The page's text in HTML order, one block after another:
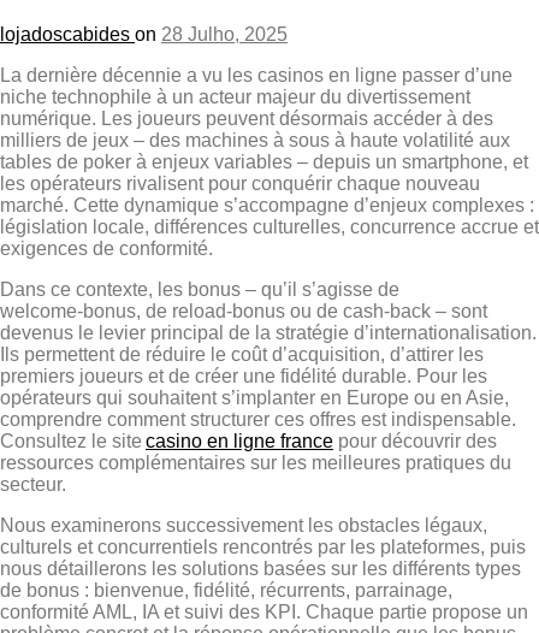
lojadoscabides on 28 Julho, 2025
La dernière décennie a vu les casinos en ligne passer d’une
niche technophile à un acteur majeur du divertissement
numérique. Les joueurs peuvent désormais accéder à des
milliers de jeux – des machines à sous à haute volatilité aux
tables de poker à enjeux variables – depuis un smartphone, et
les opérateurs rivalisent pour conquérir chaque nouveau
marché. Cette dynamique s’accompagne d’enjeux complexes :
législation locale, différences culturelles, concurrence accrue et
exigences de conformité.
Dans ce contexte, les bonus – qu’il s’agisse de
welcome‑bonus, de reload‑bonus ou de cash‑back – sont
devenus le levier principal de la stratégie d’internationalisation.
Ils permettent de réduire le coût d’acquisition, d’attirer les
premiers joueurs et de créer une fidélité durable. Pour les
opérateurs qui souhaitent s’implanter en Europe ou en Asie,
comprendre comment structurer ces offres est indispensable.
Consultez le site casino en ligne france pour découvrir des
ressources complémentaires sur les meilleures pratiques du
secteur.
Nous examinerons successivement les obstacles légaux,
culturels et concurrentiels rencontrés par les plateformes, puis
nous détaillerons les solutions basées sur les différents types
de bonus : bienvenue, fidélité, récurrents, parrainage,
conformité AML, IA et suivi des KPI. Chaque partie propose un